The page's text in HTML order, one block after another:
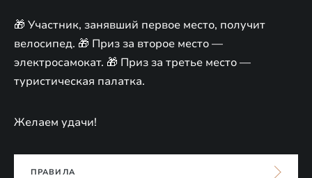
🎁 Участник, занявший первое место, получит
велосипед. 🎁 Приз за второе место —
электросамокат. 🎁 Приз за третье место —
туристическая палатка.
Желаем удачи!
ПРАВИЛА